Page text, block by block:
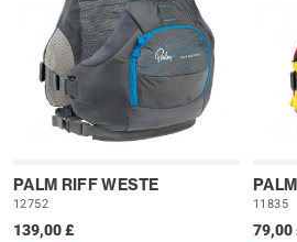
PALM RIFF WESTE
12752
139,00 £
11835
79,00